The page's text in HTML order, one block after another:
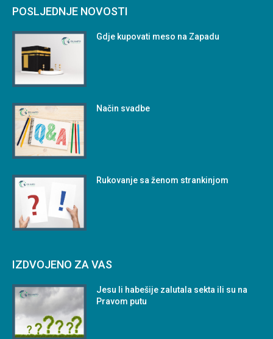
POSLJEDNJE NOVOSTI
Gdje kupovati meso na Zapadu
Način svadbe
Rukovanje sa ženom strankinjom
IZDVOJENO ZA VAS
Jesu li habešije zalutala sekta ili su na
Pravom putu